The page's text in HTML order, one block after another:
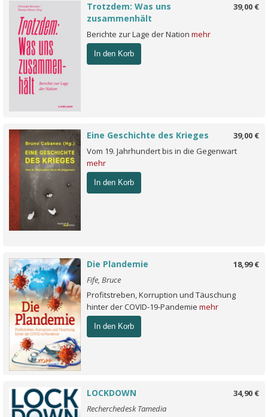
39,00 €
Trotzdem: Was uns
zusammenhält
Berichte zur Lage der Nation mehr
In den Korb
39,00 €
Eine Geschichte des Krieges
Vom 19. Jahrhundert bis in die Gegenwart
mehr
In den Korb
18,99 €
Die Plandemie
Fife, Bruce
Profitstreben, Korruption und Täuschung
hinter der COVID-19-Pandemie mehr
In den Korb
34,90 €
LOCKDOWN
Recherchedesk Tamedia